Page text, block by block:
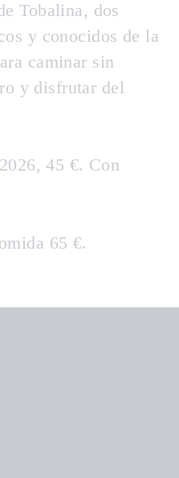
Tobalina, dos
y conocidos de la
caminar sin
y disfrutar del
45 €. Con
65 €.